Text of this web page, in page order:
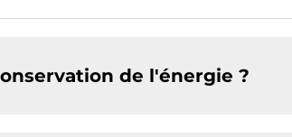
de l'énergie ?